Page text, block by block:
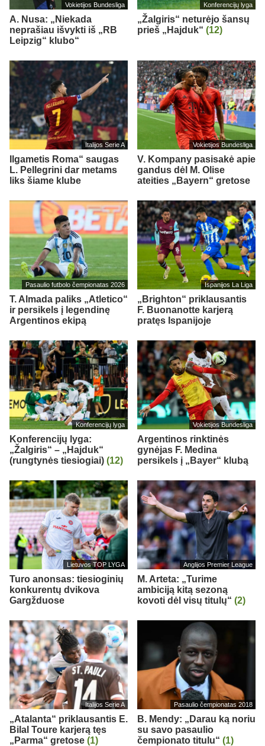
Vokietijos Bundesliga
A. Nusa: „Niekada
neprašiau išvykti iš „RB
Leipzig“ klubo“
Konferencijų lyga
„Žalgiris“ neturėjo šansų
prieš „Hajduk“ (12)
Italijos Serie A
Ilgametis Roma“ saugas
L. Pellegrini dar metams
liks šiame klube
Vokietijos Bundesliga
V. Kompany pasisakė apie
gandus dėl M. Olise
ateities „Bayern“ gretose
Pasaulio futbolo čempionatas 2026
T. Almada paliks „Atletico“
ir persikels į legendinę
Argentinos ekipą
Ispanijos La Liga
„Brighton“ priklausantis
F. Buonanotte karjerą
pratęs Ispanijoje
Konferencijų lyga
Konferencijų lyga:
„Žalgiris“ – „Hajduk“
(rungtynės tiesiogiai) (12)
Vokietijos Bundesliga
Argentinos rinktinės
gynėjas F. Medina
persikels į „Bayer“ klubą
Lietuvos TOP LYGA
Turo anonsas: tiesioginių
konkurentų dvikova
Gargžduose
Anglijos Premier League
M. Arteta: „Turime
ambiciją kitą sezoną
kovoti dėl visų titulų“ (2)
Italijos Serie A
„Atalanta“ priklausantis E.
Bilal Toure karjerą tęs
„Parma“ gretose (1)
Pasaulio čempionatas 2018
B. Mendy: „Darau ką noriu
su savo pasaulio
čempionato titulu“ (1)